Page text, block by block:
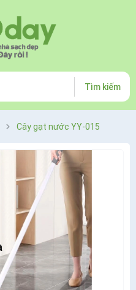
Tìm kiếm
Cây gạt nước YY-015